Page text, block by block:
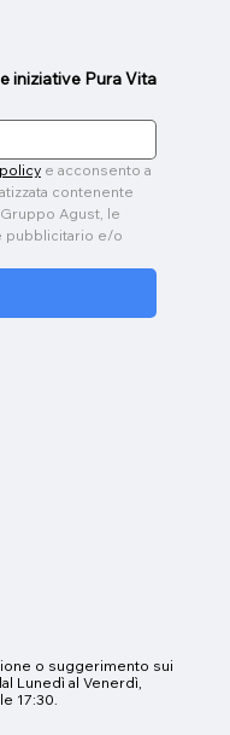
iniziative Pura Vita
e acconsento a
contenente
Agust, le
pubblicitario e/o
o suggerimento sui
Lunedì al Venerdì,
17:30.